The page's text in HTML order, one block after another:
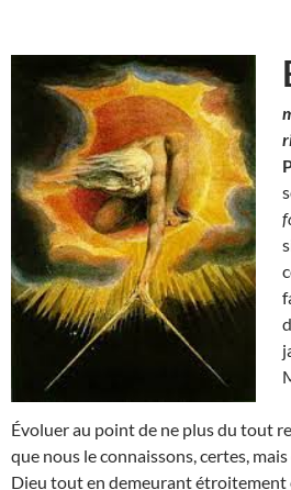
Évoluer au point de ne plus du tout
que nous le connaissons, certes,
Dieu tout en demeurant